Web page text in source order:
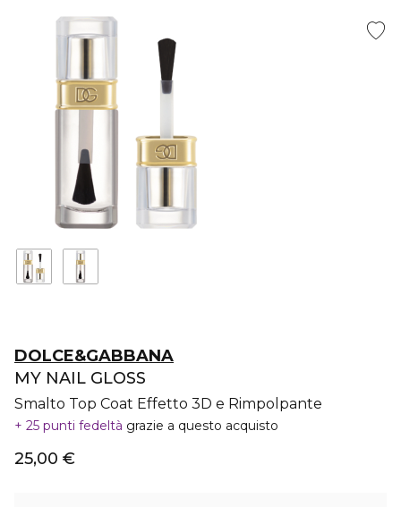
DOLCE&GABBANA
MY NAIL GLOSS
Smalto Top Coat Effetto 3D e Rimpolpante
25 punti fedeltà grazie a questo acquisto
25,00 €